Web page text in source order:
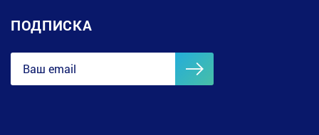
ПОДПИСКА